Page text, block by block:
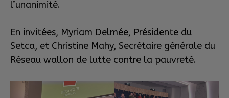
l’unanimité.
En invitées, Myriam Delmée, Présidente du
Setca, et Christine Mahy, Secrétaire générale du
Réseau wallon de lutte contre la pauvreté.